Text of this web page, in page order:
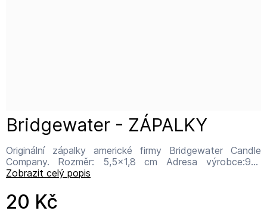
Bridgewater - ZÁPALKY
Originální zápalky americké firmy Bridgewater Candle
Company. Rozměr: 5,5x1,8 cm Adresa výrobce:951
South Pine Street Suite 105 Spartanburg, SC 29302
WWW:https://bridgewatercandles.com/
Zobrazit celý popis
20 Kč